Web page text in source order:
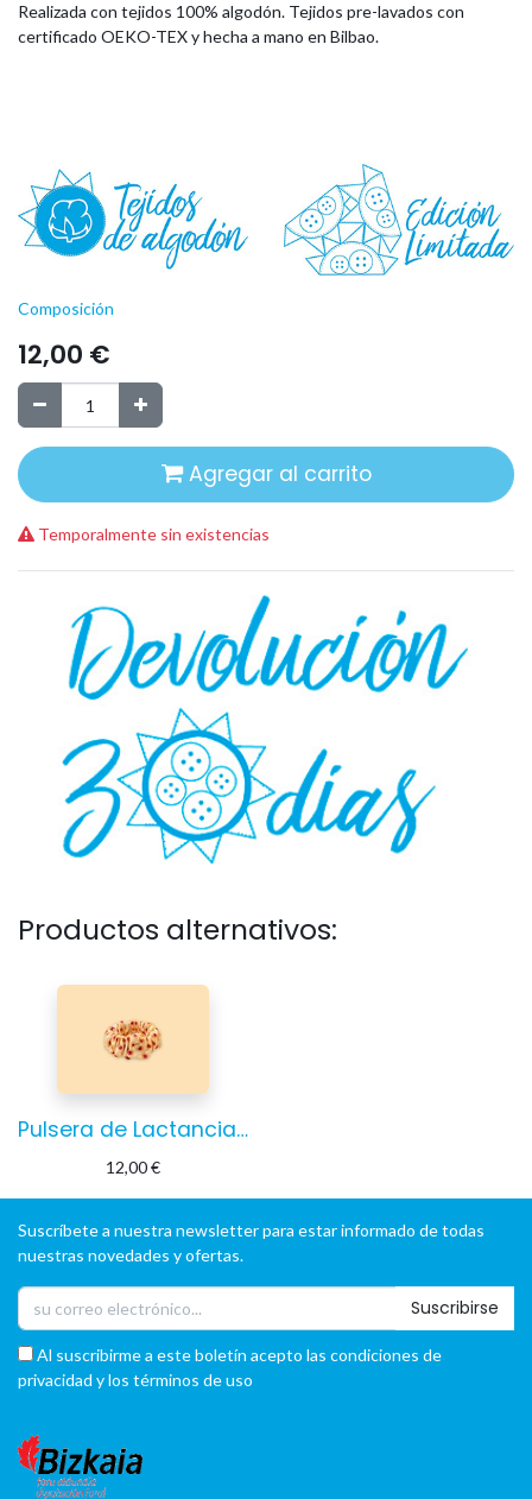
Realizada con tejidos 100% algodón. Tejidos pre-lavados con
certificado OEKO-TEX y hecha a mano en Bilbao.
Composición
12,00 €
Agregar al carrito
Temporalmente sin existencias
Productos alternativos:
Pulsera de Lactancia Burbujas
12,00€
Suscríbete a nuestra newsletter para estar informado de todas
nuestras novedades y ofertas.
Suscribirse
Al suscribirme a este boletín acepto las condiciones de
privacidad y los términos de uso